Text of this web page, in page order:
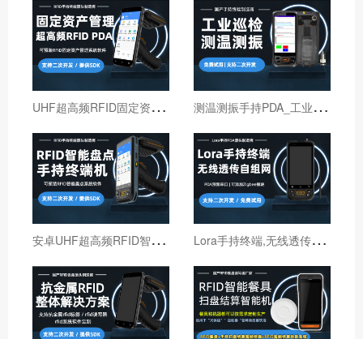
U
HF超高频RFID固定资产管理手持终端机 测
温测振手持PDA_工业巡检手持终端机_红外线测温PDA
安
卓UHF超高频RFID智能盘点手持终端设备 L
ora手持终端,无线透传自组网pda,高性能Lora智能巡检机